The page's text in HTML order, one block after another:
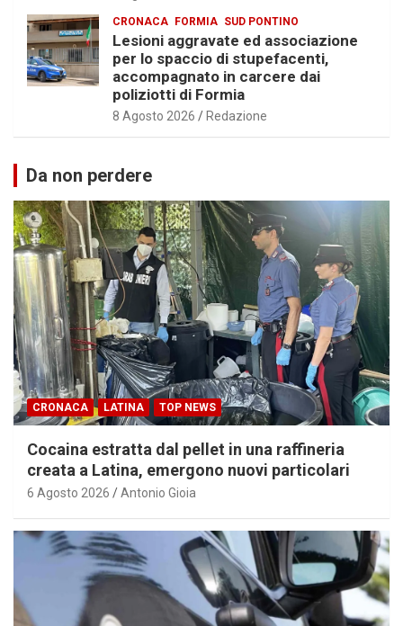
CRONACA FORMIA SUD PONTINO
Lesioni aggravate ed associazione
per lo spaccio di stupefacenti,
accompagnato in carcere dai
poliziotti di Formia
8 Agosto 2026 Redazione
Da non perdere
CRONACA LATINA TOP NEWS
Cocaina estratta dal pellet in una raffineria
creata a Latina, emergono nuovi particolari
6 Agosto 2026 Antonio Gioia